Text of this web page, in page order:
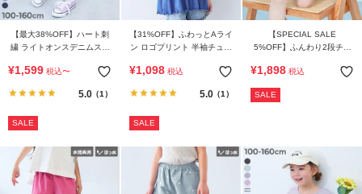
【最大38%OFF】ハート刺
繍 ライトオンスデニムスカ
¥1,599 税込〜
5.0（1）
SALE
【31%OFF】ふわっとAライ
ン ロゴプリント 半袖チュニ
¥1,098 税込
5.0（1）
SALE
【SPECIAL SALE
5%OFF】ふんわり2段チュ
¥1,898 税込
SALE